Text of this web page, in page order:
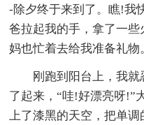
-除夕终于来到了。瞧!我
爸拉起我的手，拿了一
妈也忙着去给我准备礼物
刚跑到阳台上，我
了起来，“哇!好漂亮呀!”
上了漆黑的天空，把单